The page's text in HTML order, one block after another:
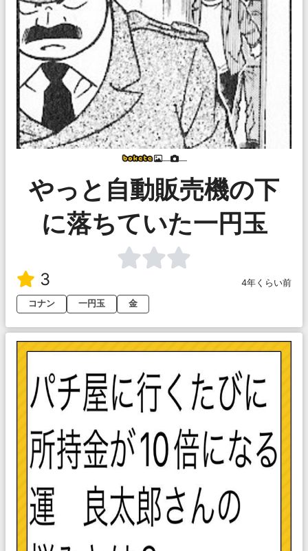
やっと自動販売機の下
に落ちていた一円玉
3
4年くらい前
コナン
一円玉 金